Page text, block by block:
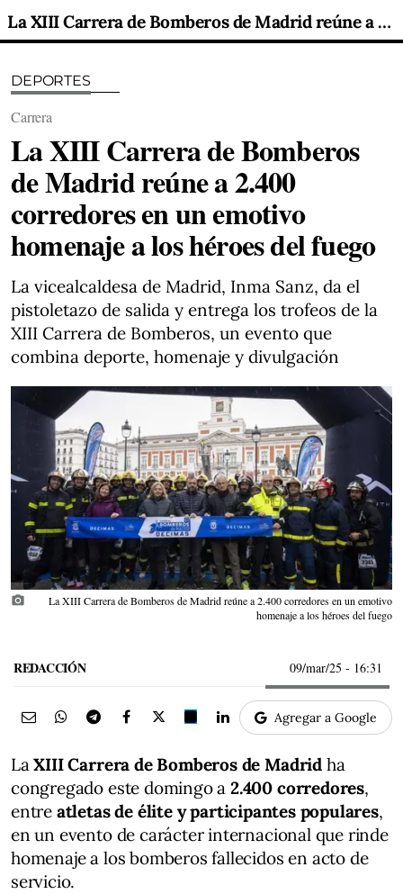
La XIII Carrera de Bomberos de Madrid reúne a 2.400 corredores en un emotivo homenaje a los héroes del fuego
DEPORTES
Carrera
La XIII Carrera de Bomberos
de Madrid reúne a 2.400
corredores en un emotivo
homenaje a los héroes del fuego
La vicealcaldesa de Madrid, Inma Sanz, da el
pistoletazo de salida y entrega los trofeos de la
XIII Carrera de Bomberos, un evento que
combina deporte, homenaje y divulgación
photo_camera
La XIII Carrera de Bomberos de Madrid reúne a 2.400 corredores en un emotivo
homenaje a los héroes del fuego
REDACCIÓN 09/mar/25 - 16:31
Agregar a Google
LaXIII Carrera de Bomberos de Madridha
congregado este domingo a2.400 corredores,
entre atletas de élite y participantes populares,
en un evento de carácter internacional que rinde
homenaje a los bomberos fallecidos en acto de
servicio.